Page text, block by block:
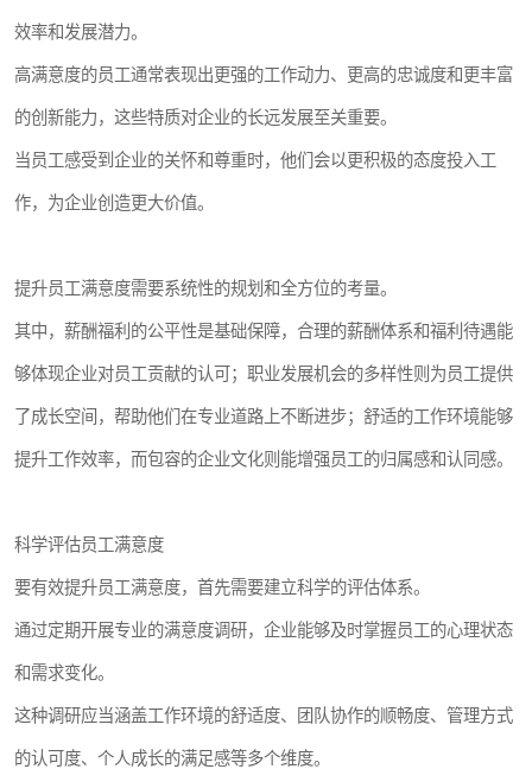
效率和发展潜力。
高满意度的员工通常表现出更强的工作动力、更高的忠诚度和更丰富
的创新能力，这些特质对企业的长远发展至关重要。
当员工感受到企业的关怀和尊重时，他们会以更积极的态度投入工
作，为企业创造更大价值。
提升员工满意度需要系统性的规划和全方位的考量。
其中，薪酬福利的公平性是基础保障，合理的薪酬体系和福利待遇能
够体现企业对员工贡献的认可；职业发展机会的多样性则为员工提供
了成长空间，帮助他们在专业道路上不断进步；舒适的工作环境能够
提升工作效率，而包容的企业文化则能增强员工的归属感和认同感。
科学评估员工满意度
要有效提升员工满意度，首先需要建立科学的评估体系。
通过定期开展专业的满意度调研，企业能够及时掌握员工的心理状态
和需求变化。
这种调研应当涵盖工作环境的舒适度、团队协作的顺畅度、管理方式
的认可度、个人成长的满足感等多个维度。